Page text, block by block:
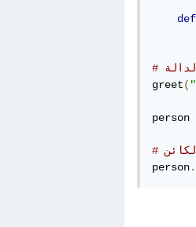
def
greet(
person
person.